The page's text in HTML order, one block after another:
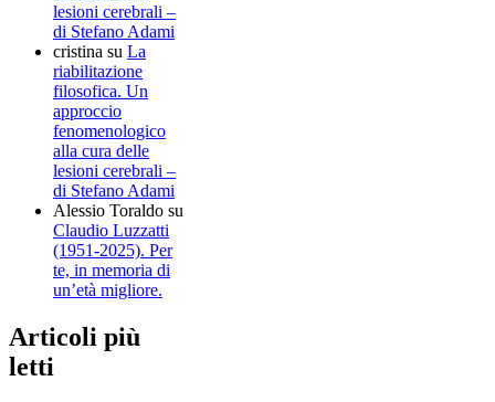
lesioni cerebrali –
di Stefano Adami
cristina su La
riabilitazione
filosofica. Un
approccio
fenomenologico
alla cura delle
lesioni cerebrali –
di Stefano Adami
Alessio Toraldo su
Claudio Luzzatti
(1951-2025). Per
te, in memoria di
un’età migliore.
Articoli più
letti